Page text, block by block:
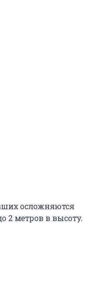
осложняются
2 метров в высоту.